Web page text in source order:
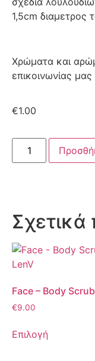
1,5cm διαμετρος
Χρώματα και
επικοινωνίας μας
€1.00
Σχετικά
Face – Body
€9.00
Επιλογή